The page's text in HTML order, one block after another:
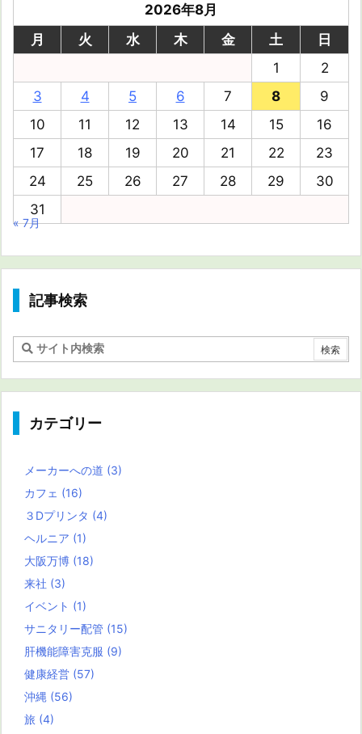
2026年8月
月
火 水 木 金 土
日
1
2
3
4 5 6 7 8
9
10
11 12 13 14 15
16
17
18 19 20 21 22
23
24
25 26 27 28 29
30
31
« 7月
記事検索
カテゴリー
メーカーへの道 (3)
カフェ (16)
３Dプリンタ (4)
ヘルニア (1)
大阪万博 (18)
来社 (3)
イベント (1)
サニタリー配管 (15)
肝機能障害克服 (9)
健康経営 (57)
沖縄 (56)
旅 (4)